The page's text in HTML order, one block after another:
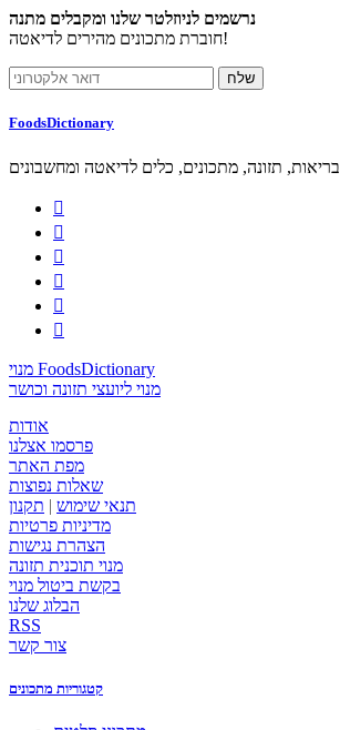
נרשמים לניוזלטר שלנו ומקבלים מתנה
חוברת מתכונים מהירים לדיאטה!
FoodsDictionary
בריאות, תזונה, מתכונים, כלים לדיאטה ומחשבונים






מנוי FoodsDictionary
מנוי ליועצי תזונה וכושר
אודות
פרסמו אצלנו
מפת האתר
שאלות נפוצות
תנאי שימוש | תקנון
מדיניות פרטיות
הצהרת נגישות
מנוי תוכנית תזונה
בקשת ביטול מנוי
הבלוג שלנו
RSS
צור קשר
קטגוריות מתכונים